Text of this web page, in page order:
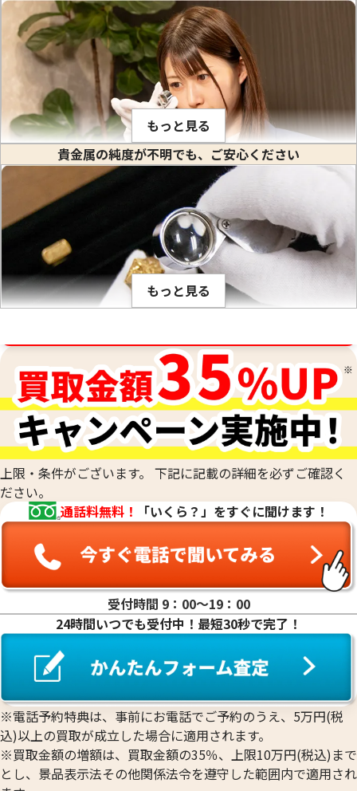
24金 (K24) カレンダー 都市競艇組合
参考買取価格
14,800円
24金 (K24) カレン
ル
0.5g
参考買取価格
14,800円
金や白金などの貴金属はそれぞれ固有の比重値を持っていま
す。比重とは、私達が生活している場所で(常温、常圧で)その
物質の1立方センチメートル当りの重量のことをいいます。(※
物質を1センチ角のサイの目状に切った時のその重さ) 1立方セ
ンチメートルあたり何グラムかは、金属ごとに異なり、K18や
PT900のように何種類かの貴金属を混ぜ合わせて作った合金
でも、その混合比率が解っているので比重が計算出来ます。こ
が付いていない金塊やインゴットなど、水に浸すことができ
るものの純度を、非常に正確に測定する際に用います。最終的
な査定額は、これらの科学的なデータに加えて、査定士が持つ
専門知識と経験を総合的に判断して算出されます。
もっと見る
貴金属の純度が不明でも、ご安心ください
刻印がなくて純度がわからないお品物や、他の素材のお品物
と組み合わされた合金のお品物、低純度のお品物も、当社の
専門的な技術で正確に測定し、その場で価値を判定いたしま
す。他店で「買取は難しい」と断られてしまったお品物も、諦
めずにご相談ください。おたからやでは、確かな鑑定力で、
これまでお値段がつかなかったお品物にも、思わぬ価値が見
つかるかもしれません。どのような貴金属でも、お気軽にお
持ち込みください。
もっと見る
上限・条件がございます。 下記に記載の詳細を必ずご確認く
ださい。
通話料無料！
「いくら？」をすぐに聞けます！
受付時間 9：00〜19：00
24時間いつでも受付中！最短30秒で完了！
※電話予約特典は、事前にお電話でご予約のうえ、5万円(税
込)以上の買取が成立した場合に適用されます。
※買取金額の増額は、買取金額の35％、上限10万円(税込)まで
とし、景品表示法その他関係法令を遵守した範囲内で適用され